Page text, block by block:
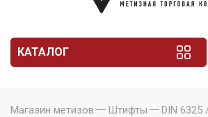
КАТАЛОГ
Магазин метизов Штифты
DIN